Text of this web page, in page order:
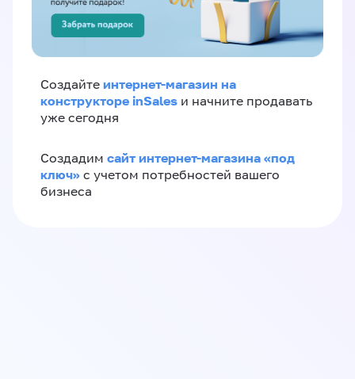
Создайте интернет-магазин на
конструкторе inSales и начните продавать
уже сегодня
Создадим сайт интернет-магазина «под
ключ» с учетом потребностей вашего
бизнеса